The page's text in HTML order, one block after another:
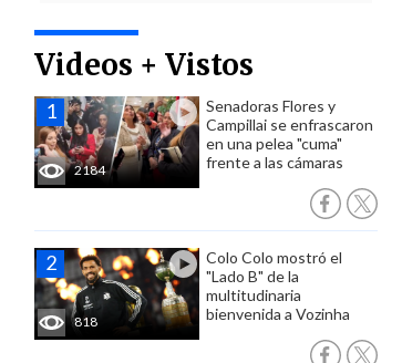
Videos + Vistos
2184
Senadoras Flores y
Campillai se enfrascaron
en una pelea "cuma"
frente a las cámaras
818
Colo Colo mostró el
"Lado B" de la
multitudinaria
bienvenida a Vozinha